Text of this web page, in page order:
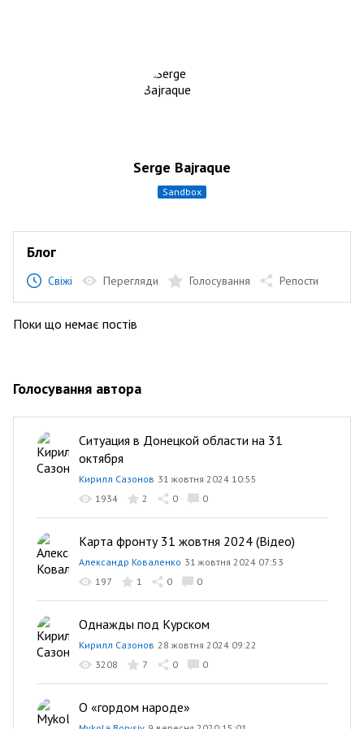
Serge Bajraque
sandbox
Блог
Свіжі Перегляди Голосування Репости
Поки що немає постів
Голосування автора
Ситуация в Донецкой области на 31
октября
Кирилл Сазонов 31 жовтня 2024 10:55
1934
2 0 0
Карта фронту 31 жовтня 2024 (Відео)
Александр Коваленко 31 жовтня 2024 07:53
197
1 0 0
Однажды под Курском
Кирилл Сазонов 28 жовтня 2024 09:22
3208
7 0 0
О «гордом народе»